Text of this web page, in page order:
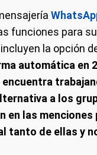
funciones para
la opción
automática en
encuentra
a los
en las menciones
tanto de ellas y